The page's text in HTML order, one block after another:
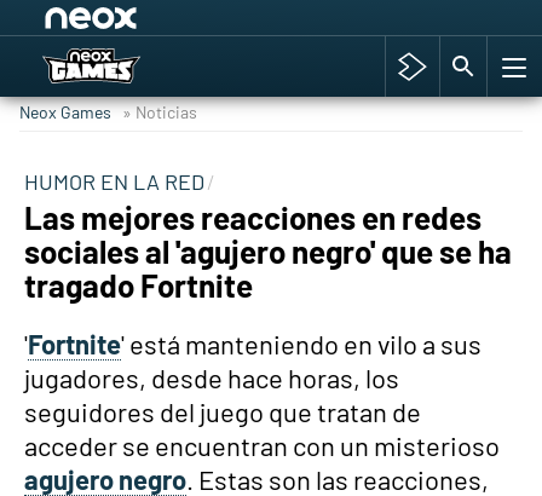
Hyrule Warriors: La Era del Cataclismo
Cyberpunk 2077
Hyrule Warriors
Asia peculiar tradición
Neox Games » Noticias
HUMOR EN LA RED
Las mejores reacciones en redes
sociales al 'agujero negro' que se ha
tragado Fortnite
'Fortnite' está manteniendo en vilo a sus
jugadores, desde hace horas, los
seguidores del juego que tratan de
acceder se encuentran con un misterioso
agujero negro . Estas son las reacciones,